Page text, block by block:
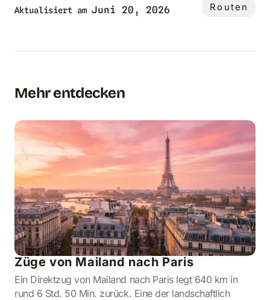
Aktualisiert am Juni 20, 2026 Routen
Mehr entdecken
Züge von Mailand nach Paris
Ein Direktzug von Mailand nach Paris legt 640 km in
rund 6 Std. 50 Min. zurück. Eine der landschaftlich